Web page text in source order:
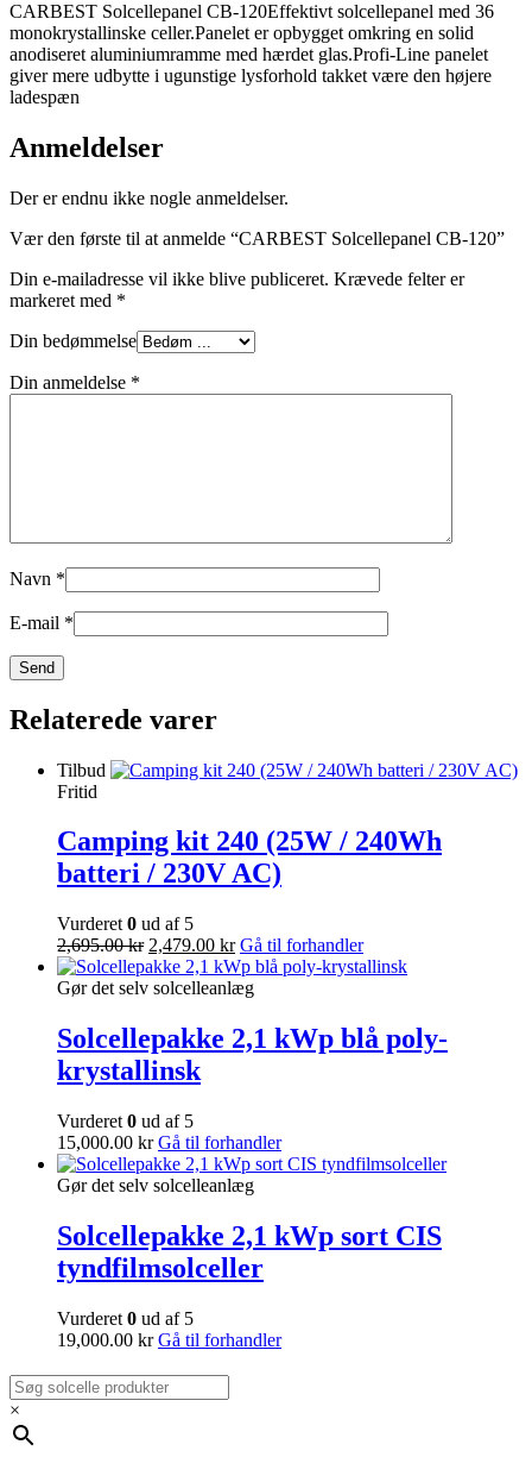
CARBEST Solcellepanel CB-120Effektivt solcellepanel med 36
monokrystallinske celler.Panelet er opbygget omkring en solid
anodiseret aluminiumramme med hærdet glas.Profi-Line panelet
giver mere udbytte i ugunstige lysforhold takket være den højere
ladespæn
Anmeldelser
Der er endnu ikke nogle anmeldelser.
Vær den første til at anmelde “CARBEST Solcellepanel CB-120”
Din e-mailadresse vil ikke blive publiceret. Krævede felter er
markeret med *
Din bedømmelse
Din anmeldelse *
Navn *
E-mail *
Relaterede varer
Tilbud
Fritid
Camping kit 240 (25W / 240Wh
batteri / 230V AC)
Vurderet 0 ud af 5
2,695.00kr 2,479.00 kr Gå til forhandler
Gør det selv solcelleanlæg
Solcellepakke 2,1 kWp blå poly-
krystallinsk
Vurderet 0 ud af 5
15,000.00 kr Gå til forhandler
Gør det selv solcelleanlæg
Solcellepakke 2,1 kWp sort CIS
tyndfilmsolceller
Vurderet 0 ud af 5
19,000.00 kr Gå til forhandler
×